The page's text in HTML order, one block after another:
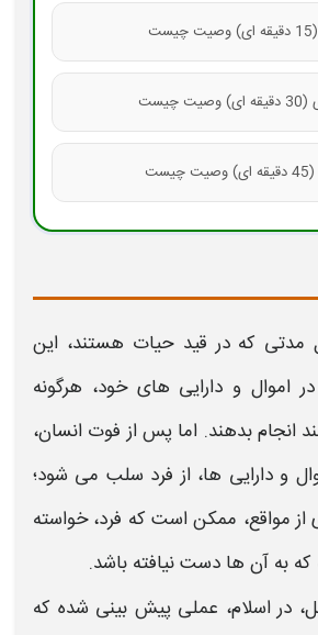
چیست
مدتی که در قید حیات هستند، این
اموال و دارایی های خود، هرگونه
انجام بدهند. اما پس از فوت انسان،
و دارایی ها، از فرد سلب می شود؛
از مواقع، ممکن است که فرد، خواسته
به آن ها دست نیافته باشد.
در اسلام، عملی پیش بینی شده که